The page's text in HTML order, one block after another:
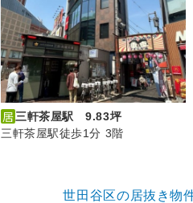
三軒茶屋駅 9.83坪
三軒茶屋駅徒歩1分 3階
世田谷区の居抜き物